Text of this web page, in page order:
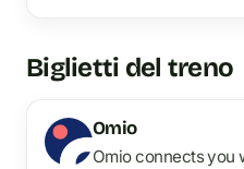
Biglietti del treno
Omio
Omio connects you